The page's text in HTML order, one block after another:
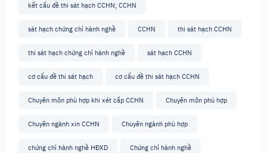
kết cấu đề thi sát hạch CCHN; CCHN
sát hạch chứng chỉ hành nghề CCHN thi sát hạch CCHN
thi sát hạch chứng chỉ hành nghề sát hạch CCHN
cơ cấu đề thi sát hạch cơ cấu đề thi sát hạch CCHN
Chuyên môn phù hợp khi xét cấp CCHN Chuyên môn phù hợp
Chuyên ngành xin CCHN Chuyên ngành phù hợp
chứng chỉ hành nghề HĐXD Chứng chỉ hành nghề